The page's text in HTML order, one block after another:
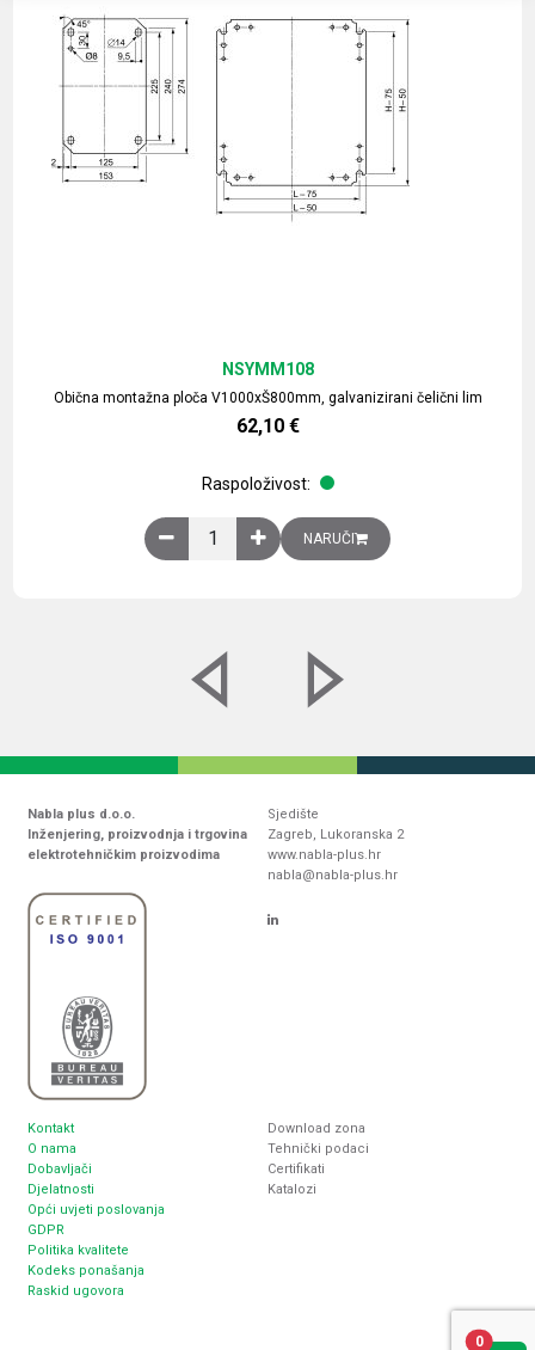
Obična montažna ploča V1000xŠ800mm, galvanizirani čelični lim
NSYMM108
62,10 €
Raspoloživost:
Obična montažna ploča V1000xŠ800mm,
NARUČI
Nabla plus d.o.o.
Inženjering, proizvodnja i trgovina
elektrotehničkim proizvodima
Sjedište
Zagreb, Lukoranska 2
www.nabla-plus.hr
nabla@nabla-plus.hr
Kontakt
O nama
Dobavljači
Djelatnosti
Opći uvjeti poslovanja
GDPR
Politika kvalitete
Kodeks ponašanja
Raskid ugovora
Download zona
Tehnički podaci
Certifikati
Katalozi
0